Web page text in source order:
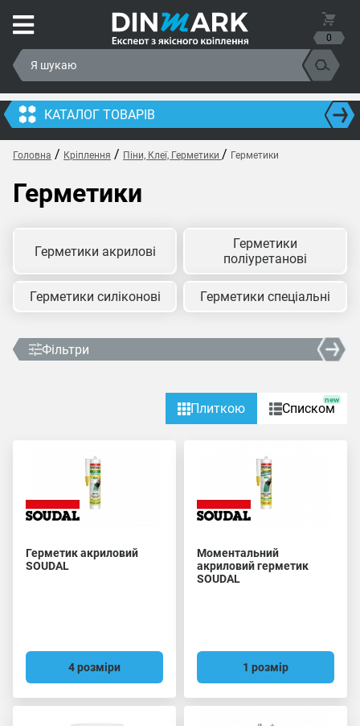
0
КАТАЛОГ ТОВАРІВ
Головна / Кріплення / Піни, Клеї, Герметики / Герметики
Герметики
Герметики акрилові
Герметики
поліуретанові
Герметики силіконові Герметики спеціальні
Фільтри
Плиткою Списком
new
Герметик акриловий
SOUDAL
4 розміри
Моментальний
акриловий герметик
SOUDAL
1 розмір